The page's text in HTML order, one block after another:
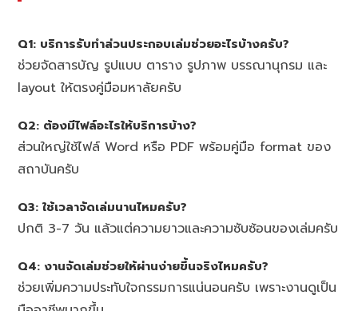
Q1: บริการรับทำส่วนประกอบเล่มช่วยอะไรบ้างครับ?
ช่วยจัดสารบัญ รูปแบบ ตาราง รูปภาพ บรรณานุกรม และ
layout ให้ตรงคู่มือมหาลัยครับ
Q2: ต้องมีไฟล์อะไรให้บริการบ้าง?
ส่วนใหญ่ใช้ไฟล์ Word หรือ PDF พร้อมคู่มือ format ของ
สถาบันครับ
Q3: ใช้เวลาจัดเล่มนานไหมครับ?
ปกติ 3-7 วัน แล้วแต่ความยาวและความซับซ้อนของเล่มครับ
Q4: งานจัดเล่มช่วยให้ผ่านง่ายขึ้นจริงไหมครับ?
ช่วยเพิ่มความประทับใจกรรมการแน่นอนครับ เพราะงานดูเป็น